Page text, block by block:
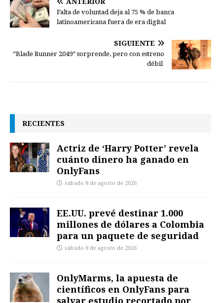
Falta de voluntad deja al 75 % de banca
latinoamericana fuera de era digital
SIGUIENTE
“Blade Runner 2049” sorprende, pero con estreno
débil
RECIENTES
Actriz de ‘Harry Potter’ revela
cuánto dinero ha ganado en
OnlyFans
sábado 8 de agosto de 2026
EE.UU. prevé destinar 1.000
millones de dólares a Colombia
para un paquete de seguridad
sábado 8 de agosto de 2026
OnlyMarms, la apuesta de
científicos en OnlyFans para
salvar estudio recortado por